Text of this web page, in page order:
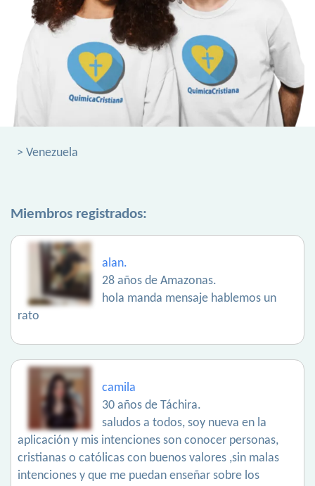
> Venezuela
Miembros registrados:
alan.
28 años de Amazonas.
hola manda mensaje hablemos un
rato
camila
30 años de Táchira.
saludos a todos, soy nueva en la
aplicación y mis intenciones son conocer personas,
cristianas o católicas con buenos valores ,sin malas
intenciones y que me puedan enseñar sobre los